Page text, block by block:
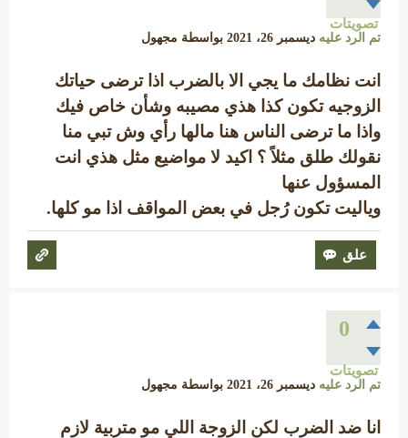
تصويتات
تم الرد عليه ديسمبر 26، 2021 بواسطة مجهول
انت نظامك ما يجي الا بالضرب اذا ترضى حياتك
الزوجيه تكون كذا هذي مصيبه وشأن خاص فيك
واذا ما ترضى الناس هنا مالها رأي وش تبي منا
نقولك طلق مثلاً ؟ اكيد لا مواضيع مثل هذي انت
المسؤول عنها
وياليت تكون رُجل في بعض المواقف اذا مو كلها.
0
تصويتات
تم الرد عليه ديسمبر 26، 2021 بواسطة مجهول
انا ضد الضرب لكن الزوجة اللي مو متربية لازم